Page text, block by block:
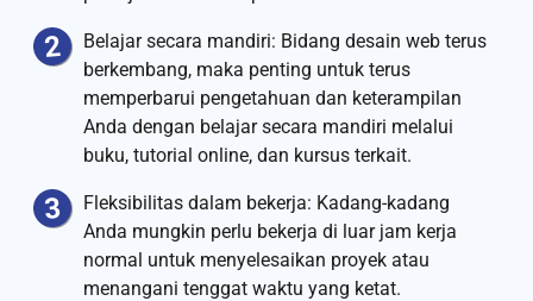
Belajar secara mandiri: Bidang desain web terus
berkembang, maka penting untuk terus
memperbarui pengetahuan dan keterampilan
Anda dengan belajar secara mandiri melalui
buku, tutorial online, dan kursus terkait.
Fleksibilitas dalam bekerja: Kadang-kadang
Anda mungkin perlu bekerja di luar jam kerja
normal untuk menyelesaikan proyek atau
menangani tenggat waktu yang ketat.